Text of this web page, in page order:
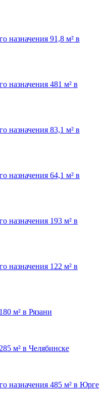
назначения 91,8 м² в
назначения 481 м² в
назначения 83,1 м² в
назначения 64,1 м² в
назначения 193 м² в
назначения 122 м² в
м² в Рязани
м² в Челябинске
назначения 485 м² в Юрге